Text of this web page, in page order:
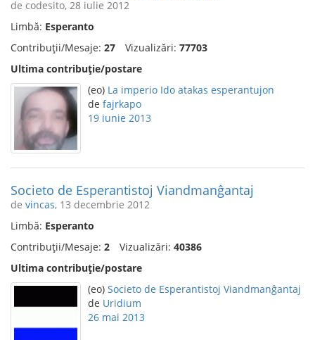
de codesito, 28 iulie 2012
Limbă: Esperanto
Contribuții/Mesaje: 27 Vizualizări: 77703
Ultima contribuție/postare
(eo) La imperio Ido atakas esperantujon
de fajrkapo
19 iunie 2013
Societo de Esperantistoj Viandmanĝantaj
de vincas, 13 decembrie 2012
Limbă: Esperanto
Contribuții/Mesaje: 2 Vizualizări: 40386
Ultima contribuție/postare
(eo) Societo de Esperantistoj Viandmanĝantaj
de Uridium
26 mai 2013